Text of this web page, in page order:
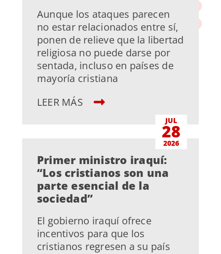
Aunque los ataques parecen
no estar relacionados entre sí,
ponen de relieve que la libertad
religiosa no puede darse por
sentada, incluso en países de
mayoría cristiana
LEER MÁS
JUL
28
2026
Primer ministro iraquí:
“Los cristianos son una
parte esencial de la
sociedad”
El gobierno iraquí ofrece
incentivos para que los
cristianos regresen a su país